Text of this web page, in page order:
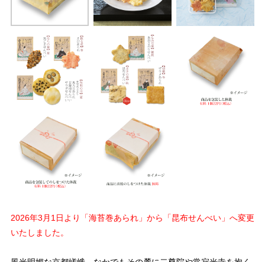
2026年3月1日より「海苔巻あられ」から「昆布せんべい」へ変更
いたしました。